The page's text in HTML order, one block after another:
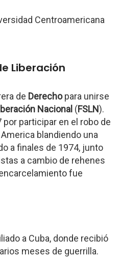
Centroamericana
Liberación
de Derechopara unirse
Nacional (FSLN).
participar en el robo de
blandiendo una
a finales de 1974, junto
a cambio de rehenes
fue
a Cuba, donde recibió
meses de guerrilla.